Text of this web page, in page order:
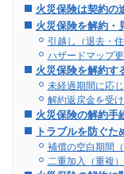
火災保険は契約の
火災保険を解約・
引越し（退去・
ハザードマップ
火災保険を解約す
未経過期間に応
解約返戻金を受
火災保険の解約手
トラブルを防ぐ
補償の空白期間
二重加入（重複